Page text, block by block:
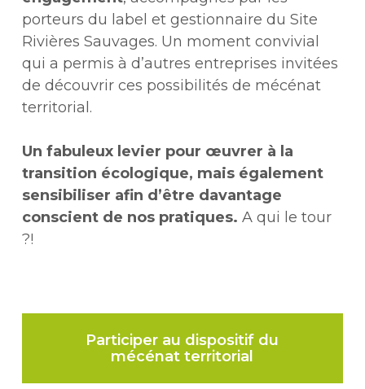
porteurs du label et gestionnaire du Site
Rivières Sauvages. Un moment convivial
qui a permis à d’autres entreprises invitées
de découvrir ces possibilités de mécénat
territorial.
Un fabuleux levier pour œuvrer à la
transition écologique, mais également
sensibiliser afin d’être davantage
conscient de nos pratiques. A qui le tour
?!
Participer au dispositif du
mécénat territorial